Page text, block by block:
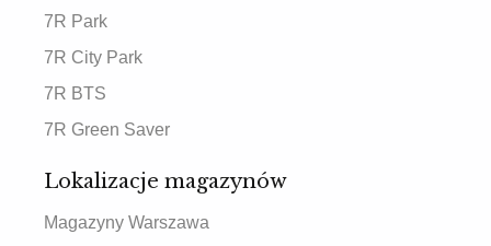
7R Park
7R City Park
7R BTS
7R Green Saver
Lokalizacje magazynów
Magazyny Warszawa